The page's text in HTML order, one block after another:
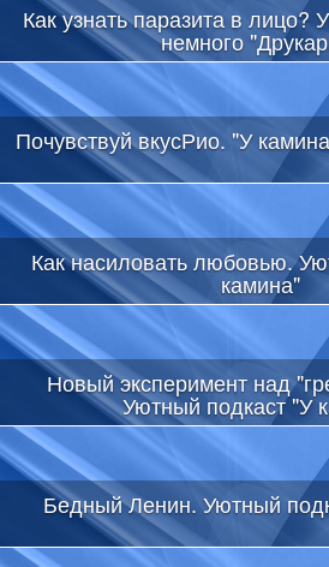
Как узнать паразита в лицо?
немного
Почувствуй вкусРио. "У
Как насиловать любовью.
камина"
Новый эксперимент над
Уютный подкаст "У
Бедный Ленин. Уютный